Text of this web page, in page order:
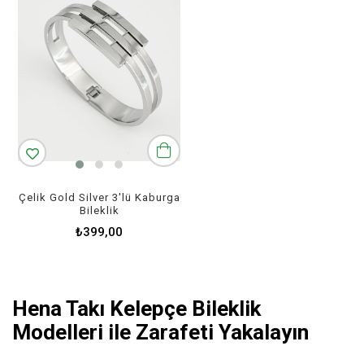
Çelik Gold Silver 3'lü Kaburga
Bileklik
₺399,00
Hena Takı Kelepçe Bileklik
Modelleri ile Zarafeti Yakalayın